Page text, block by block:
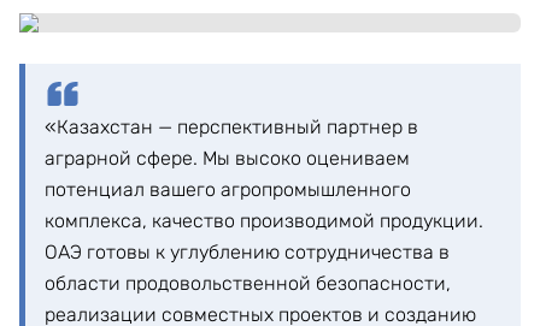
«Казахстан — перспективный партнер в
аграрной сфере. Мы высоко оцениваем
потенциал вашего агропромышленного
комплекса, качество производимой продукции.
ОАЭ готовы к углублению сотрудничества в
области продовольственной безопасности,
реализации совместных проектов и созданию